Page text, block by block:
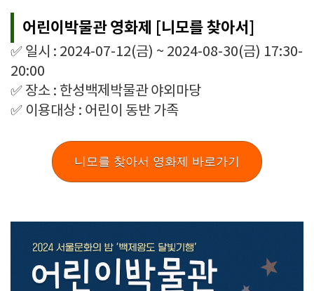
어린이박물관 영화제 [니모를 찾아서]
✅ 일시 : 2024-07-12(금) ~ 2024-08-30(금) 17:30-
20:00
✅ 장소 : 한성백제박물관 야외마당
✅ 이용대상 : 어린이 동반 가족
니모를 찾아서 영화제 바로가기